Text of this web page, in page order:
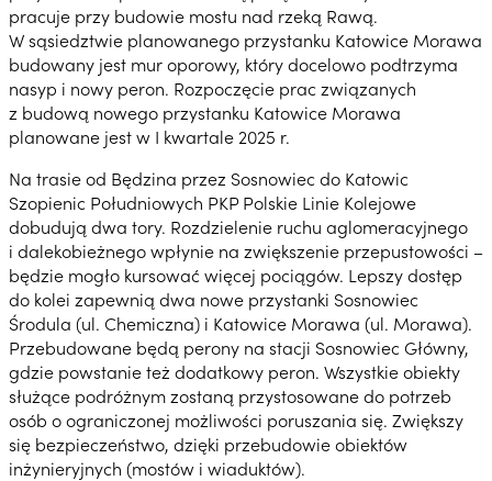
pracuje przy budowie mostu nad rzeką Rawą.
W sąsiedztwie planowanego przystanku Katowice Morawa
budowany jest mur oporowy, który docelowo podtrzyma
nasyp i nowy peron. Rozpoczęcie prac związanych
z budową nowego przystanku Katowice Morawa
planowane jest w I kwartale 2025 r.
Na trasie od Będzina przez Sosnowiec do Katowic
Szopienic Południowych PKP Polskie Linie Kolejowe
dobudują dwa tory. Rozdzielenie ruchu aglomeracyjnego
i dalekobieżnego wpłynie na zwiększenie przepustowości –
będzie mogło kursować więcej pociągów. Lepszy dostęp
do kolei zapewnią dwa nowe przystanki Sosnowiec
Środula (ul. Chemiczna) i Katowice Morawa (ul. Morawa).
Przebudowane będą perony na stacji Sosnowiec Główny,
gdzie powstanie też dodatkowy peron. Wszystkie obiekty
służące podróżnym zostaną przystosowane do potrzeb
osób o ograniczonej możliwości poruszania się. Zwiększy
się bezpieczeństwo, dzięki przebudowie obiektów
inżynieryjnych (mostów i wiaduktów).